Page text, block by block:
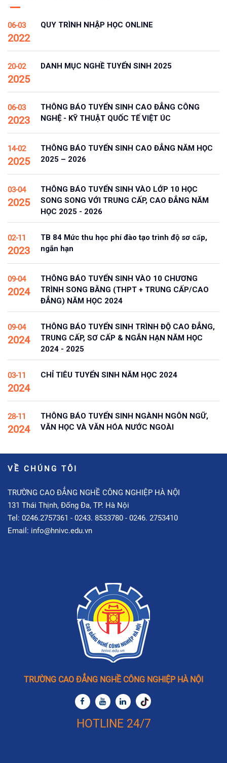
06-03
2022
QUY TRÌNH NHẬP HỌC ONLINE
20-02
2025
DANH MỤC NGHỀ TUYỂN SINH 2025
06-03
2023
THÔNG BÁO TUYỂN SINH CAO ĐẲNG CÔNG
NGHỆ - KỸ THUẬT QUỐC TẾ VIỆT ÚC
14-02
2025
THÔNG BÁO TUYỂN SINH CAO ĐẲNG NĂM HỌC
2025 – 2026
03-04
2025
THÔNG BÁO TUYỂN SINH VÀO LỚP 10 HỌC
SONG SONG VỚI TRUNG CẤP, CAO ĐẲNG NĂM
HỌC 2025 - 2026
02-11
2023
TB 84 Mức thu học phí đào tạo trình độ sơ cấp,
ngắn hạn
09-04
2024
THÔNG BÁO TUYỂN SINH VÀO 10 CHƯƠNG
TRÌNH SONG BẰNG (THPT + TRUNG CẤP/CAO
ĐẲNG) NĂM HỌC 2024
09-04
2024
THÔNG BÁO TUYỂN SINH TRÌNH ĐỘ CAO ĐẲNG,
TRUNG CẤP, SƠ CẤP & NGẮN HẠN NĂM HỌC
2024 - 2025
03-11
2024
CHỈ TIÊU TUYỂN SINH NĂM HỌC 2024
28-11
2024
THÔNG BÁO TUYỂN SINH NGÀNH NGÔN NGỮ,
VĂN HỌC VÀ VĂN HÓA NƯỚC NGOÀI
VỀ CHÚNG TÔI
TRƯỜNG CAO ĐẲNG NGHỀ CÔNG NGHIỆP HÀ NỘI
131 Thái Thịnh, Đống Đa, TP. Hà Nội
Tel: 0246.2757361 - 0243. 8533780 - 0246. 2753410
Email: info@hnivc.edu.vn
TRƯỜNG CAO ĐẲNG NGHỀ CÔNG NGHIỆP HÀ NỘI
HOTLINE 24/7